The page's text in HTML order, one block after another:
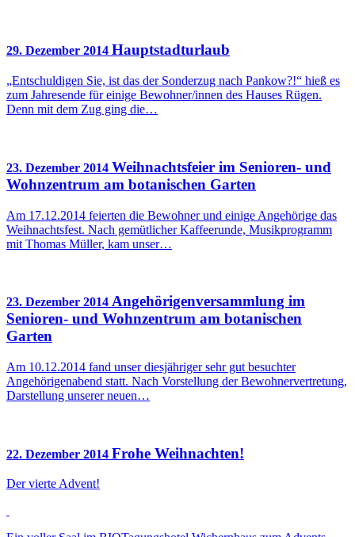
29. Dezember 2014 Hauptstadturlaub
„Entschuldigen Sie, ist das der Sonderzug nach Pankow?!“ hieß es
zum Jahresende für einige Bewohner/innen des Hauses Rügen.
Denn mit dem Zug ging die…
23. Dezember 2014 Weihnachtsfeier im Senioren- und
Wohnzentrum am botanischen Garten
Am 17.12.2014 feierten die Bewohner und einige Angehörige das
Weihnachtsfest. Nach gemütlicher Kaffeerunde, Musikprogramm
mit Thomas Müller, kam unser…
23. Dezember 2014 Angehörigenversammlung im
Senioren- und Wohnzentrum am botanischen
Garten
Am 10.12.2014 fand unser diesjähriger sehr gut besuchter
Angehörigenabend statt. Nach Vorstellung der Bewohnervertretung,
Darstellung unserer neuen…
22. Dezember 2014 Frohe Weihnachten!
Der vierte Advent!